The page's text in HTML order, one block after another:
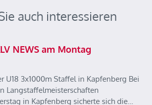
auch interessieren
NEWS am Montag
U18 3x1000m Staffel in Kapfenberg Bei
Langstaffelmeisterschaften
in Kapfenberg sicherte sich die…